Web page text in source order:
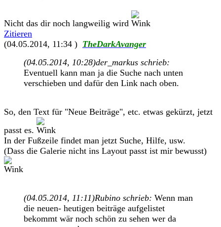
Nicht das dir noch langweilig wird
Zitieren
(04.05.2014, 11:34 ) TheDarkAvanger
(04.05.2014, 10:28)der_markus schrieb:
Eventuell kann man ja die Suche nach unten
verschieben und dafür den Link nach oben.
So, den Text für "Neue Beiträge", etc. etwas gekürzt, jetzt
passt es.
In der Fußzeile findet man jetzt Suche, Hilfe, usw.
(Dass die Galerie nicht ins Layout passt ist mir bewusst)
(04.05.2014, 11:11)Rubino schrieb: Wenn man
die neuen- heutigen beiträge aufgelistet
bekommt wär noch schön zu sehen wer da